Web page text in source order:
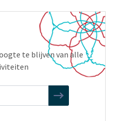
te blijven van alle